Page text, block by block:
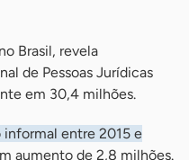
Brasil, revela
de Pessoas Jurídicas
em 30,4 milhões.
informal entre 2015 e
aumento de 2,8 milhões.